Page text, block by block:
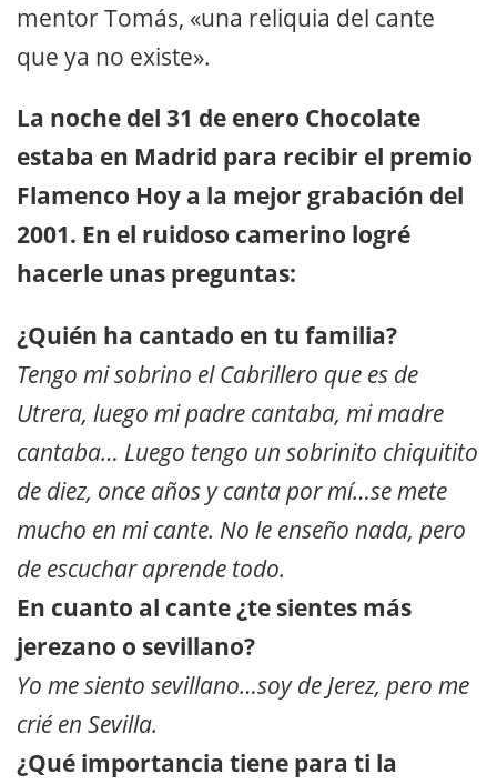
mentor Tomás, «una reliquia del cante
que ya no existe».
La noche del 31 de enero Chocolate
estaba en Madrid para recibir el premio
Flamenco Hoy a la mejor grabación del
2001. En el ruidoso camerino logré
hacerle unas preguntas:
¿Quién ha cantado en tu familia?
Tengo mi sobrino el Cabrillero que es de
Utrera, luego mi padre cantaba, mi madre
cantaba… Luego tengo un sobrinito chiquitito
de diez, once años y canta por mí…se mete
mucho en mi cante. No le enseño nada, pero
de escuchar aprende todo.
En cuanto al cante ¿te sientes más
jerezano o sevillano?
Yo me siento sevillano…soy de Jerez, pero me
crié en Sevilla.
¿Qué importancia tiene para ti la